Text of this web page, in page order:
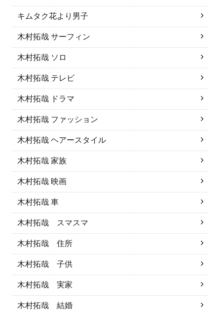
キムタク花より男子
木村拓哉 サーフィン
木村拓哉 ソロ
木村拓哉 テレビ
木村拓哉 ドラマ
木村拓哉 ファッション
木村拓哉 ヘアースタイル
木村拓哉 家族
木村拓哉 映画
木村拓哉 車
木村拓哉 スマスマ
木村拓哉 住所
木村拓哉 子供
木村拓哉 実家
木村拓哉 結婚